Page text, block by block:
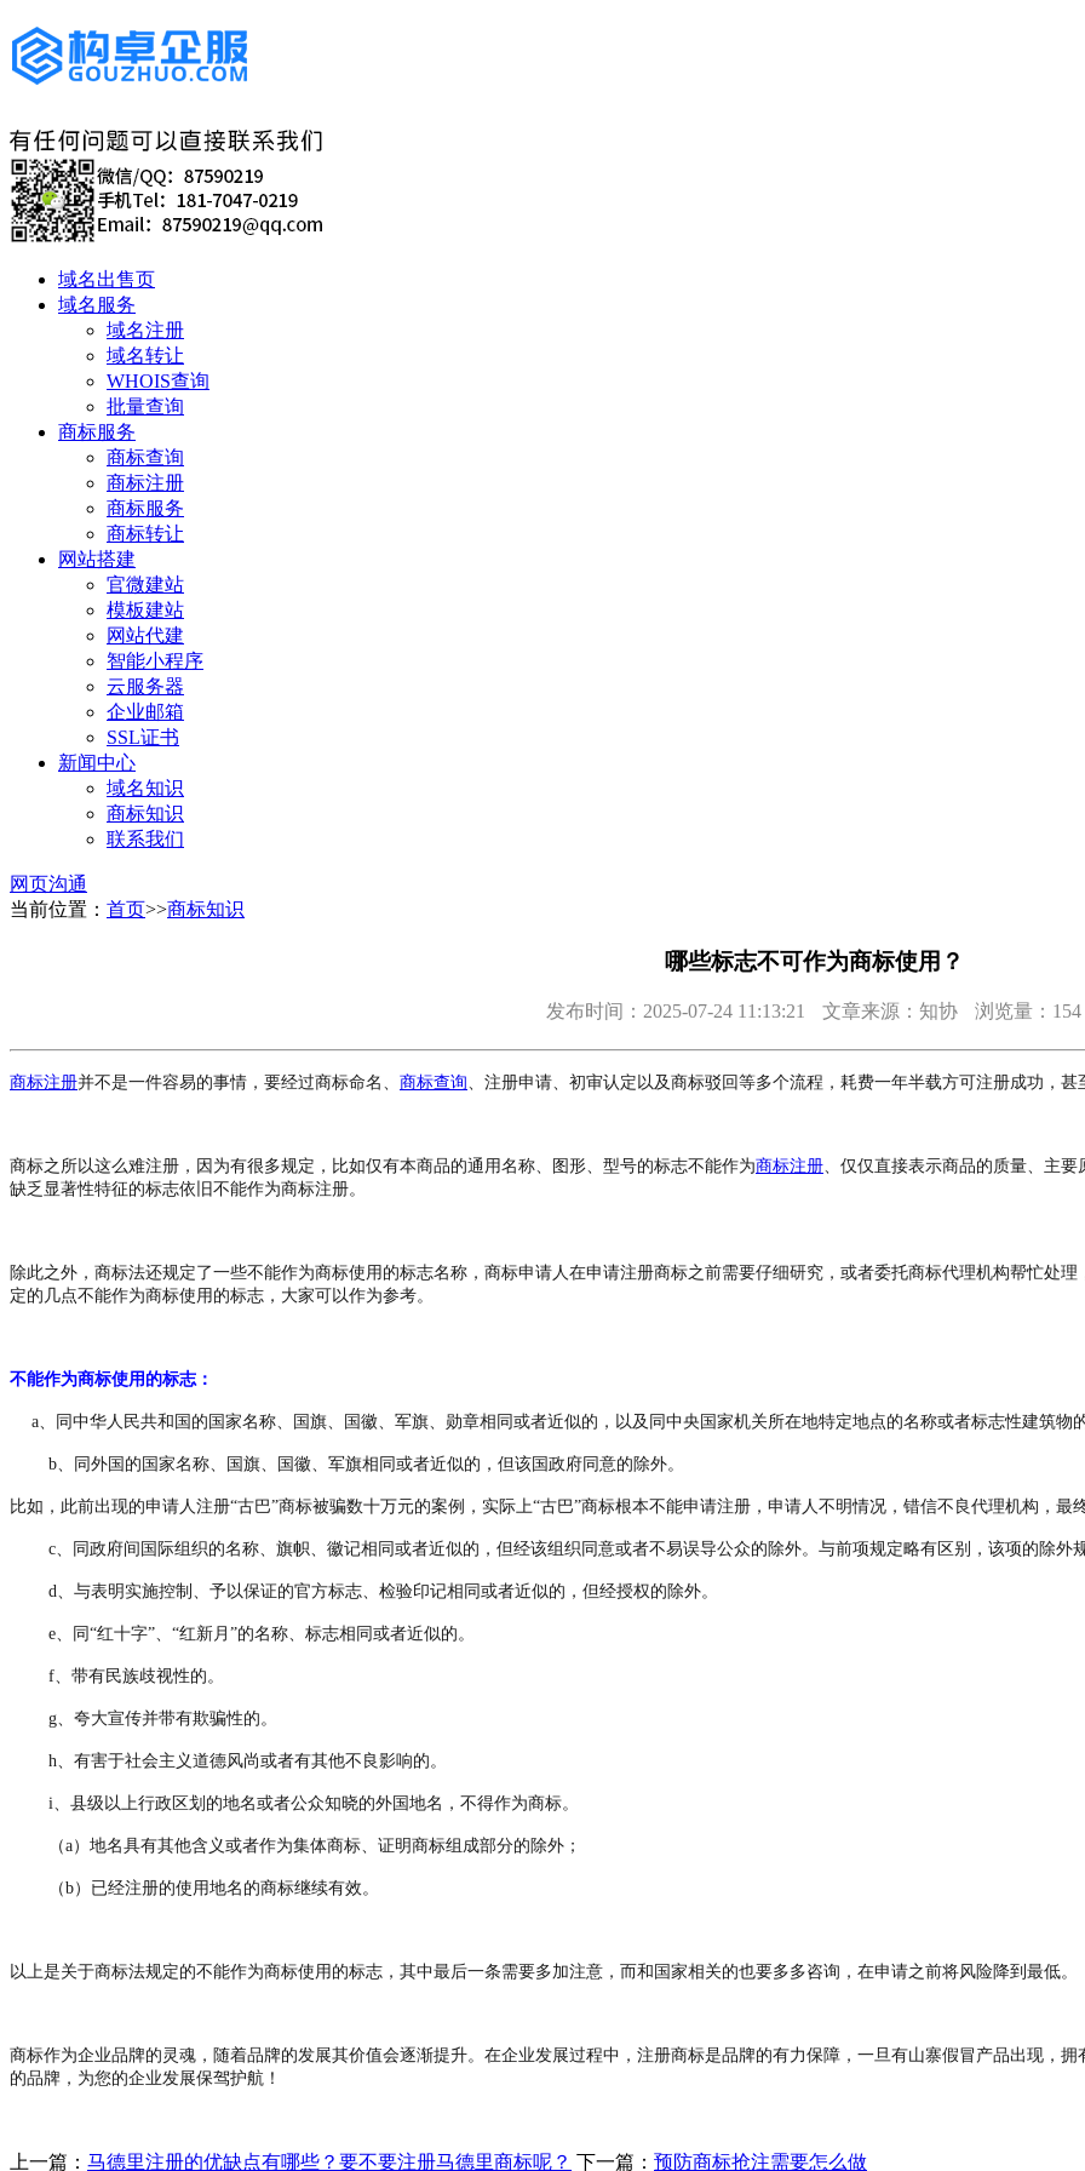
域名出售页
域名服务
域名注册
域名转让
WHOIS查询
批量查询
商标服务
商标查询
商标注册
商标服务
商标转让
网站搭建
官微建站
模板建站
网站代建
智能小程序
云服务器
企业邮箱
SSL证书
新闻中心
域名知识
商标知识
联系我们
网页沟通
当前位置： 首页>>商标知识
哪些标志不可作为商标使用？
发布时间：2025-07-24 11:13:21 文章来源：知协 浏览量：154
商标注册并不是一件容易的事情，要经过商标命名、 商标查询、注册申请、初审认定以及商标驳回等多个流程，耗费一年半载方可注册成功，甚
商标之所以这么难注册，因为有很多规定，比如仅有本商品的通用名称、图形、型号的标志不能作为商标注册、仅仅直接表示商品的质量、主
缺乏显著性特征的标志依旧不能作为商标注册。
除此之外，商标法还规定了一些不能作为商标使用的标志名称，商标申请人在申请注册商标之前需要仔细研究，或者委托商标代理机构帮忙处
定的几点不能作为商标使用的标志，大家可以作为参考。
不能作为商标使用的标志：
a、同中华人民共和国的国家名称、国旗、国徽、军旗、勋章相同或者近似的，以及同中央国家机关所在地特定地点的名称或者标志性建筑物
b、同外国的国家名称、国旗、国徽、军旗相同或者近似的，但该国政府同意的除外。
比如，此前出现的申请人注册“古巴”商标被骗数十万元的案例，实际上“古巴”商标根本不能申请注册，申请人不明情况，错信不良代理机构，最
c、同政府间国际组织的名称、旗帜、徽记相同或者近似的，但经该组织同意或者不易误导公众的除外。与前项规定略有区别，该项的除外规
d、与表明实施控制、予以保证的官方标志、检验印记相同或者近似的，但经授权的除外。
e、同“红十字”、“红新月”的名称、标志相同或者近似的。
f、带有民族歧视性的。
g、夸大宣传并带有欺骗性的。
h、有害于社会主义道德风尚或者有其他不良影响的。
i、县级以上行政区划的地名或者公众知晓的外国地名，不得作为商标。
（a）地名具有其他含义或者作为集体商标、证明商标组成部分的除外；
（b）已经注册的使用地名的商标继续有效。
以上是关于商标法规定的不能作为商标使用的标志，其中最后一条需要多加注意，而和国家相关的也要多多咨询，在申请之前将风险降到最低。
商标作为企业品牌的灵魂，随着品牌的发展其价值会逐渐提升。在企业发展过程中，注册商标是品牌的有力保障，一旦有山寨假冒产品出现，
的品牌，为您的企业发展保驾护航！
上一篇： 马德里注册的优缺点有哪些？要不要注册马德里商标呢？ 下一篇： 预防商标抢注需要怎么做